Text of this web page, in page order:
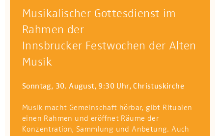
Musikalischer Gottesdienst im
Rahmen der
Innsbrucker Festwochen der Alten
Musik
Sonntag, 30. August, 9:30 Uhr, Christuskirche
Musik macht Gemeinschaft hörbar, gibt Ritualen
einen Rahmen und eröffnet Räume der
Konzentration, Sammlung und Anbetung. Auch